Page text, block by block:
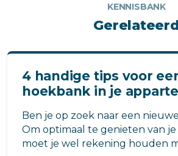
KENNISBANK
4 handige tips voor
hoekbank in je
Ben je op zoek naar een
Om optimaal te genieten van
moet je wel rekening houden